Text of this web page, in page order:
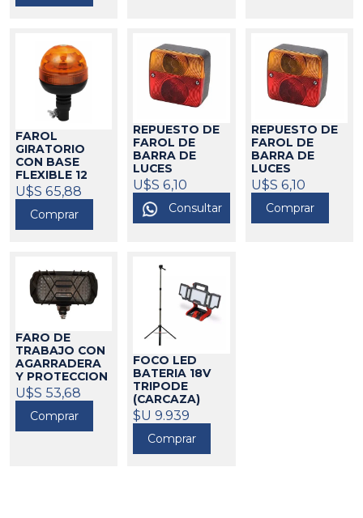
FAROL
GIRATORIO
CON BASE
FLEXIBLE 12
VOLT - AMA
700072
U$S 65,88
Comprar
REPUESTO DE
FAROL DE
BARRA DE
LUCES
DERECHO (SIN
LAMPARA)
700328
U$S 6,10
Consultar
REPUESTO DE
FAROL DE
BARRA DE
LUCES
IZQUIERDO
(SIN LAMPARA)
700329
U$S 6,10
Comprar
FARO DE
TRABAJO CON
AGARRADERA
Y PROTECCION
12V700365
U$S 53,68
Comprar
FOCO LED
BATERIA 18V
TRIPODE
(CARCAZA)
EINHELL424491
$U 9.939
Comprar